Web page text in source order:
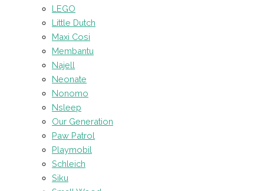
LEGO
Little Dutch
Maxi Cosi
Membantu
Najell
Neonate
Nonomo
Nsleep
Our Generation
Paw Patrol
Playmobil
Schleich
Siku